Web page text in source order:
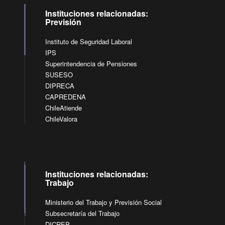
Instituciones relacionadas:
Previsión
Instituto de Seguridad Laboral
IPS
Superintendencia de Pensiones
SUSESO
DIPRECA
CAPREDENA
ChileAtiende
ChileValora
Instituciones relacionadas:
Trabajo
Ministerio del Trabajo y Previsión Social
Subsecretaría del Trabajo